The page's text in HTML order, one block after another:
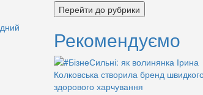
Перейти до рубрики
Рекомендуємо